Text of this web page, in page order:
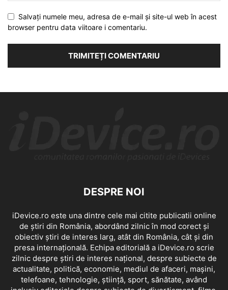
Salvați numele meu, adresa de e-mail și site-ul web în acest
browser pentru data viitoare i comentariu.
DESPRE NOI
iDevice.ro este una dintre cele mai citite publicatii online
de știri din România, abordând zilnic în mod corect și
obiectiv știri de interes larg, atât din România, cât și din
presa internațională. Echipa editorială a iDevice.ro scrie
zilnic despre știri de interes național, despre subiecte de
actualitate, politică, economie, mediul de afaceri, mașini,
telefoane, tehnologie, știință, sport, sănătate, având